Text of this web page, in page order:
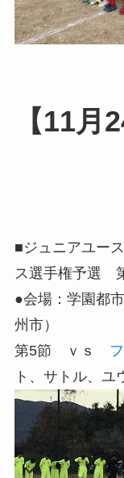
【11月
■ジュニアユー
ス選手権予選
●会場：学園都
州市）
第5節 ｖｓ
ト、サトル、ユ